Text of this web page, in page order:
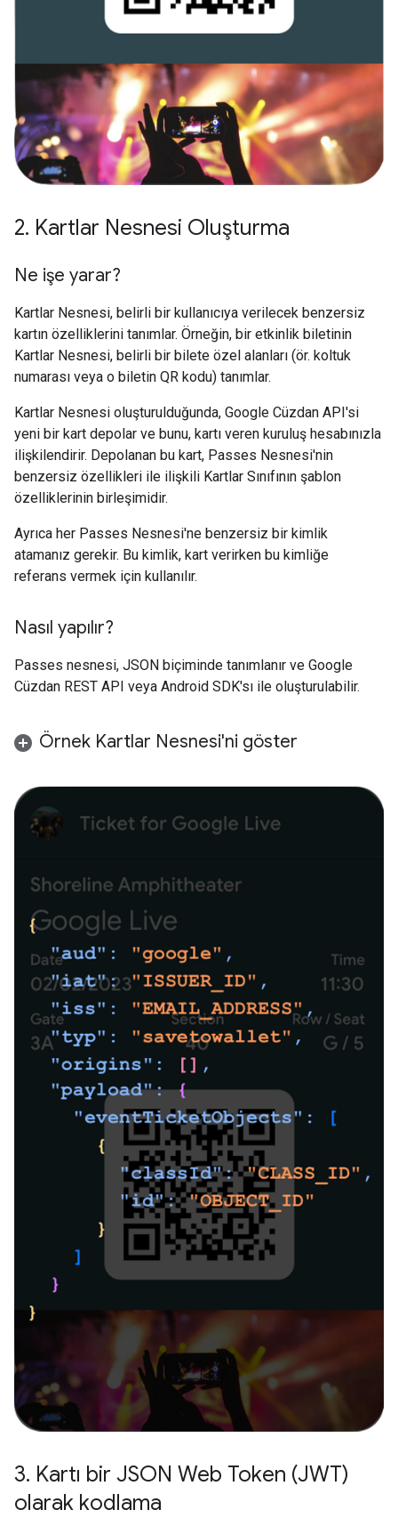
2. Kartlar Nesnesi Oluşturma
Ne işe yarar?
Kartlar Nesnesi, belirli bir kullanıcıya verilecek benzersiz
kartın özelliklerini tanımlar. Örneğin, bir etkinlik biletinin
Kartlar Nesnesi, belirli bir bilete özel alanları (ör. koltuk
numarası veya o biletin QR kodu) tanımlar.
Kartlar Nesnesi oluşturulduğunda, Google Cüzdan API'si
yeni bir kart depolar ve bunu, kartı veren kuruluş hesabınızla
ilişkilendirir. Depolanan bu kart, Passes Nesnesi'nin
benzersiz özellikleri ile ilişkili Kartlar Sınıfının şablon
özelliklerinin birleşimidir.
Ayrıca her Passes Nesnesi'ne benzersiz bir kimlik
atamanız gerekir. Bu kimlik, kart verirken bu kimliğe
referans vermek için kullanılır.
Nasıl yapılır?
Passes nesnesi, JSON biçiminde tanımlanır ve Google
Cüzdan REST API veya Android SDK'sı ile oluşturulabilir.
Örnek Kartlar Nesnesi'ni göster
3. Kartı bir JSON Web Token (JWT)
olarak kodlama